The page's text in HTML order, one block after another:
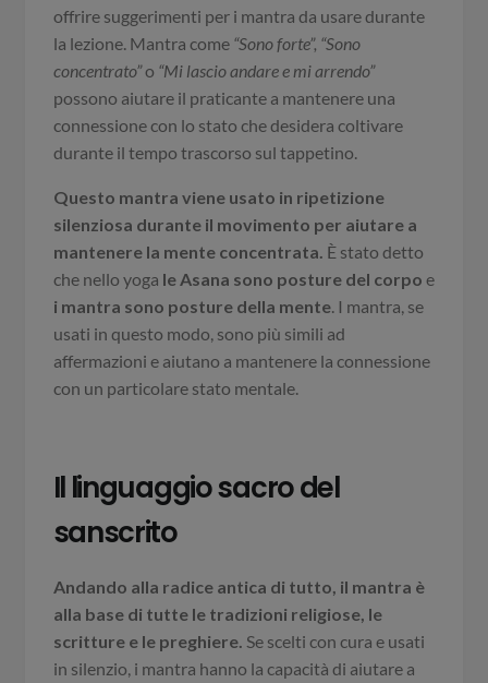
offrire suggerimenti per i mantra da usare durante
la lezione. Mantra come “Sono forte”, “Sono
concentrato”o “Mi lascio andare e mi arrendo”
possono aiutare il praticante a mantenere una
connessione con lo stato che desidera coltivare
durante il tempo trascorso sul tappetino.
Questo mantra viene usato in ripetizione
silenziosa durante il movimento per aiutare a
mantenere la mente concentrata. È stato detto
che nello yoga le Asana sono posture del corpo e
i mantra sono posture della mente. I mantra, se
usati in questo modo, sono più simili ad
affermazioni e aiutano a mantenere la connessione
con un particolare stato mentale.
Il linguaggio sacro del
sanscrito
Andando alla radice antica di tutto, il mantra è
alla base di tutte le tradizioni religiose, le
scritture e le preghiere. Se scelti con cura e usati
in silenzio, i mantra hanno la capacità di aiutare a